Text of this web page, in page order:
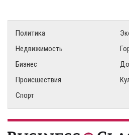
Политика
Недвижимость
Бизнес
Происшествия
Спорт